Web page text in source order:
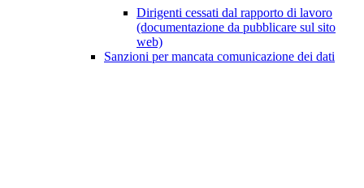
Dirigenti cessati dal rapporto di lavoro
(documentazione da pubblicare sul sito
web)
Sanzioni per mancata comunicazione dei dati